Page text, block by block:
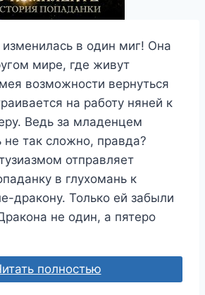
в один миг! Она
мире, где живут
возможности вернуться
на работу няней к
Ведь за младенцем
не так сложно, правда?
отправляет
в глухомань к
дракону. Только ей забыли
не один, а пятеро
полностью